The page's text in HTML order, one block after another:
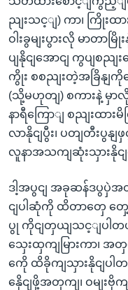
ညျးသင့ျ) ကာ၊ ကြိုးထ
ဝါးခွမျးပွားလို မာတာ
ပျနိုငျအောငျ ကွပျစည
ကွိုး စစညျးတဲ့အခြိနျကို
(သို့မဟုတျ) စကားနဲ့ မှာ
နာရီကြောျ စညျးထား
လာနိုငျပွီး၊ ပတျတီးပွန
လူနာအသကျဆုံးသှားနိုငျ
ဒါ့အပွငျ အခုဆန်ဒပွပှဲအ
ငျပါဆုံကို ထိတာတှေ
ပွု ကိုငျတှယျသင့ျပါတယ
သှေးထှကျမြားကာ၊ အတှ
ကေို ထိခိုကျသှားနိုငျပါတ
နေိုငျဖို့အတှကျ၊ ဝမျးဗို